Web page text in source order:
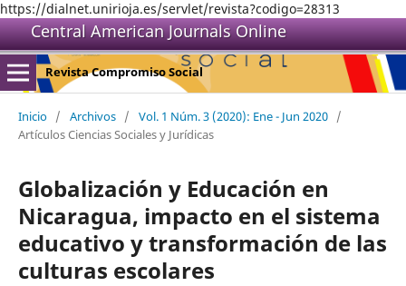
https://dialnet.unirioja.es/servlet/revista?codigo=28313
Central American Journals Online
Revista Compromiso Social
Inicio / Archivos / Vol. 1 Núm. 3 (2020): Ene - Jun 2020 /
Artículos Ciencias Sociales y Jurídicas
Globalización y Educación en
Nicaragua, impacto en el sistema
educativo y transformación de las
culturas escolares